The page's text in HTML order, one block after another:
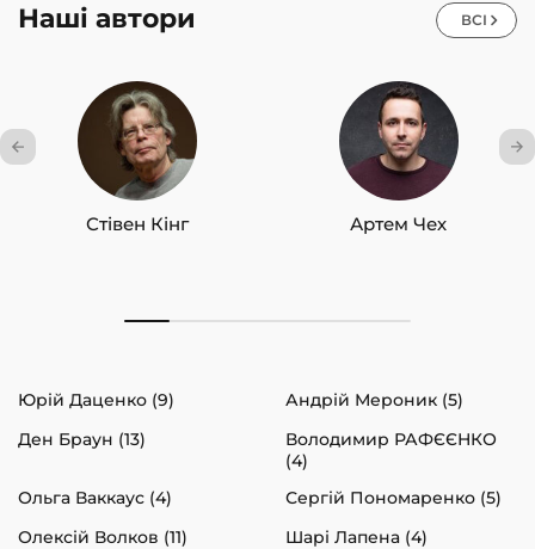
Наші автори ВСІ
Стівен Кінг Артем Чех
Юрій Даценко (9)
Андрій Мероник (5)
Ден Браун (13)
Володимир РАФЄЄНКО
(4)
Ольга Ваккаус (4)
Сергій Пономаренко (5)
Олексій Волков (11)
Шарі Лапена (4)